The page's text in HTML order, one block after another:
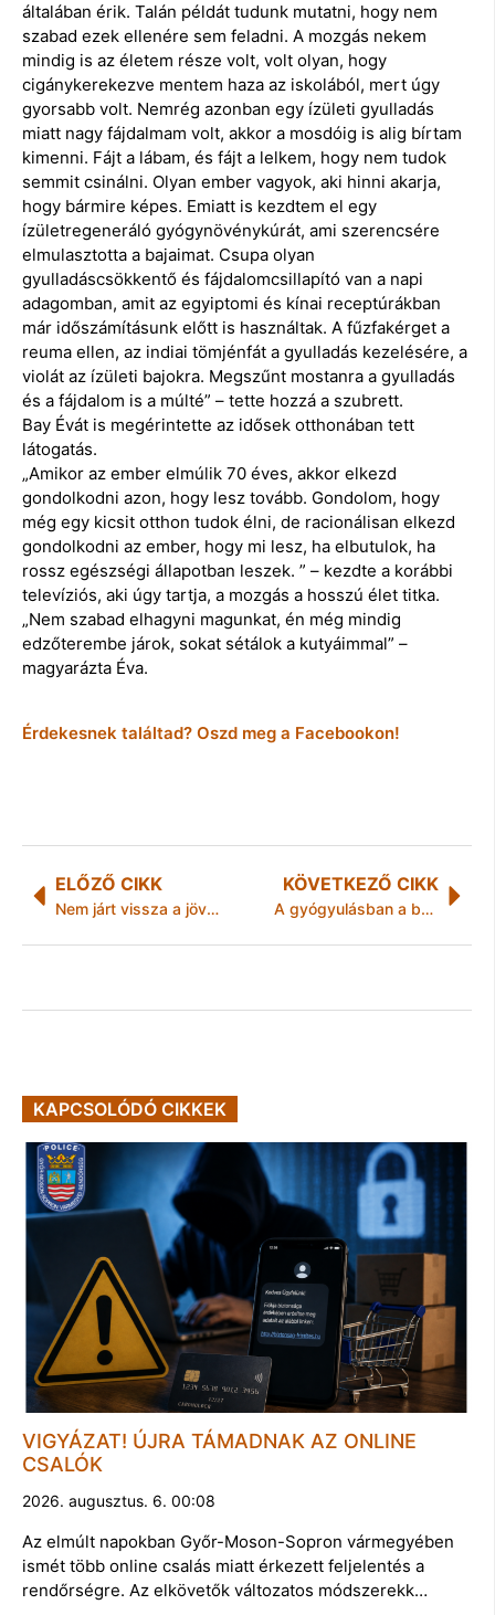
általában érik. Talán példát tudunk mutatni, hogy nem
szabad ezek ellenére sem feladni. A mozgás nekem
mindig is az életem része volt, volt olyan, hogy
cigánykerekezve mentem haza az iskolából, mert úgy
gyorsabb volt. Nemrég azonban egy ízületi gyulladás
miatt nagy fájdalmam volt, akkor a mosdóig is alig bírtam
kimenni. Fájt a lábam, és fájt a lelkem, hogy nem tudok
semmit csinálni. Olyan ember vagyok, aki hinni akarja,
hogy bármire képes. Emiatt is kezdtem el egy
ízületregeneráló gyógynövénykúrát, ami szerencsére
elmulasztotta a bajaimat. Csupa olyan
gyulladáscsökkentő és fájdalomcsillapító van a napi
adagomban, amit az egyiptomi és kínai receptúrákban
már időszámításunk előtt is használtak. A fűzfakérget a
reuma ellen, az indiai tömjénfát a gyulladás kezelésére, a
violát az ízületi bajokra. Megszűnt mostanra a gyulladás
és a fájdalom is a múlté” – tette hozzá a szubrett.
Bay Évát is megérintette az idősek otthonában tett
látogatás.
„Amikor az ember elmúlik 70 éves, akkor elkezd
gondolkodni azon, hogy lesz tovább. Gondolom, hogy
még egy kicsit otthon tudok élni, de racionálisan elkezd
gondolkodni az ember, hogy mi lesz, ha elbutulok, ha
rossz egészségi állapotban leszek. ” – kezdte a korábbi
televíziós, aki úgy tartja, a mozgás a hosszú élet titka.
„Nem szabad elhagyni magunkat, én még mindig
edzőterembe járok, sokat sétálok a kutyáimmal” –
magyarázta Éva.
Érdekesnek találtad? Oszd meg a Facebookon!
ELŐZŐ CIKK
Nem járt vissza a jövedéki adó a növénytermesztőnek
KÖVETKEZŐ CIKK
A gyógyulásban a beteg is partner
KAPCSOLÓDÓ CIKKEK
VIGYÁZAT! ÚJRA TÁMADNAK AZ ONLINE
CSALÓK
2026. augusztus. 6. 00:08
Az elmúlt napokban Győr-Moson-Sopron vármegyében
ismét több online csalás miatt érkezett feljelentés a
rendőrségre. Az elkövetők változatos módszerekk…